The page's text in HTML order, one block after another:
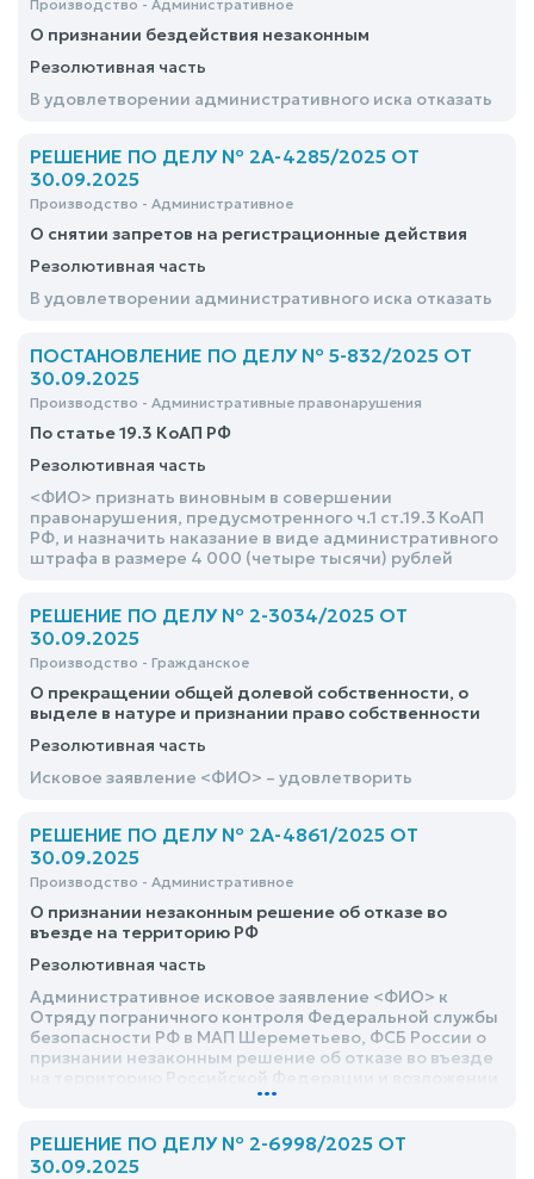
Производство - Административное
О признании бездействия незаконным
Резолютивная часть
В удовлетворении административного иска отказать
РЕШЕНИЕ ПО ДЕЛУ № 2А-4285/2025 ОТ
30.09.2025
Производство - Административное
О снятии запретов на регистрационные действия
Резолютивная часть
В удовлетворении административного иска отказать
ПОСТАНОВЛЕНИЕ ПО ДЕЛУ № 5-832/2025 ОТ
30.09.2025
Производство - Административные правонарушения
По статье 19.3 КоАП РФ
Резолютивная часть
<ФИО> признать виновным в совершении
правонарушения, предусмотренного ч.1 ст.19.3 КоАП
РФ, и назначить наказание в виде административного
штрафа в размере 4 000 (четыре тысячи) рублей
РЕШЕНИЕ ПО ДЕЛУ № 2-3034/2025 ОТ
30.09.2025
Производство - Гражданское
О прекращении общей долевой собственности, о
выделе в натуре и признании право собственности
Резолютивная часть
Исковое заявление <ФИО> – удовлетворить
РЕШЕНИЕ ПО ДЕЛУ № 2А-4861/2025 ОТ
30.09.2025
Производство - Административное
О признании незаконным решение об отказе во
въезде на территорию РФ
Резолютивная часть
Административное исковое заявление <ФИО> к
Отряду пограничного контроля Федеральной службы
безопасности РФ в МАП Шереметьево, ФСБ России о
признании незаконным решение об отказе во въезде
на территорию Российской Федерации и возложении
обязанности пропустить через Государственную
удовлетворения
...
РЕШЕНИЕ ПО ДЕЛУ № 2-6998/2025 ОТ
30.09.2025